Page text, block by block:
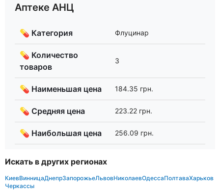
Аптеке АНЦ
💊 Категория Флуцинар
💊 Количество
товаров
3
💊 Наименьшая цена 184.35 грн.
💊 Средняя цена 223.22 грн.
💊 Наибольшая цена 256.09 грн.
Искать в других регионах
КиевВинницаДнепрЗапорожьеЛьвовНиколаевОдессаПолтаваХарьков
Черкассы